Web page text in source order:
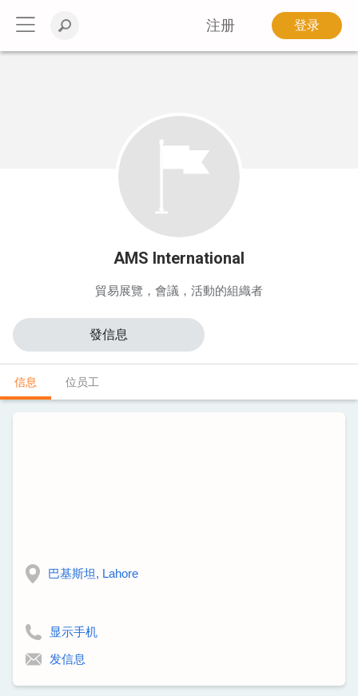
注册 登录
AMS International
貿易展覽，會議，活動的組織者
信息 位员工
發信息
巴基斯坦, Lahore
显示手机
发信息